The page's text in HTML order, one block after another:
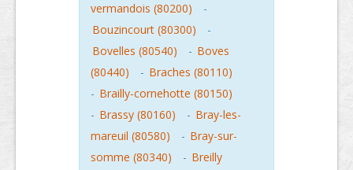
vermandois (80200)
-
Bouzincourt (80300)
-
Bovelles (80540)
- Boves
(80440)
- Braches (80110)
- Brailly-cornehotte (80150)
- Brassy (80160) - Bray-les-
mareuil (80580)
- Bray-sur-
somme (80340)
- Breilly